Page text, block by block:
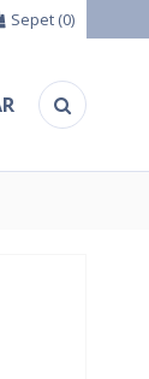
Sepet (0)